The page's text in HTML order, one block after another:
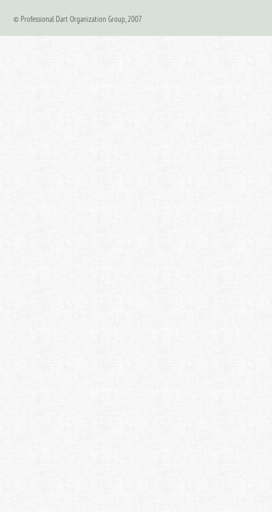
© Professional Dart Organization Group, 2007